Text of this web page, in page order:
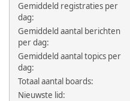
Gemiddeld registraties per
dag:
Gemiddeld aantal berichten
per dag:
Gemiddeld aantal topics per
dag:
Totaal aantal boards:
Nieuwste lid: